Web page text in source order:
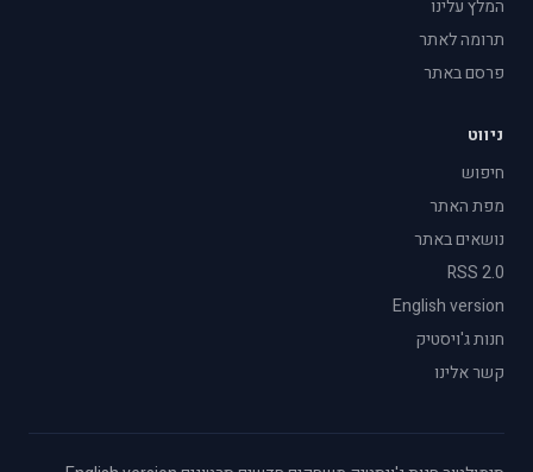
המלץ עלינו
תרומה לאתר
פרסם באתר
ניווט
חיפוש
מפת האתר
נושאים באתר
RSS 2.0
English version
חנות ג'ויסטיק
קשר אלינו